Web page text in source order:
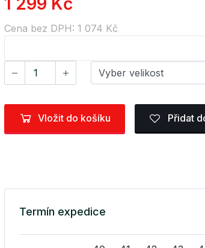
Cena bez DPH: 1 074 Kč
Vložit do košíku Přidat
Termín expedice